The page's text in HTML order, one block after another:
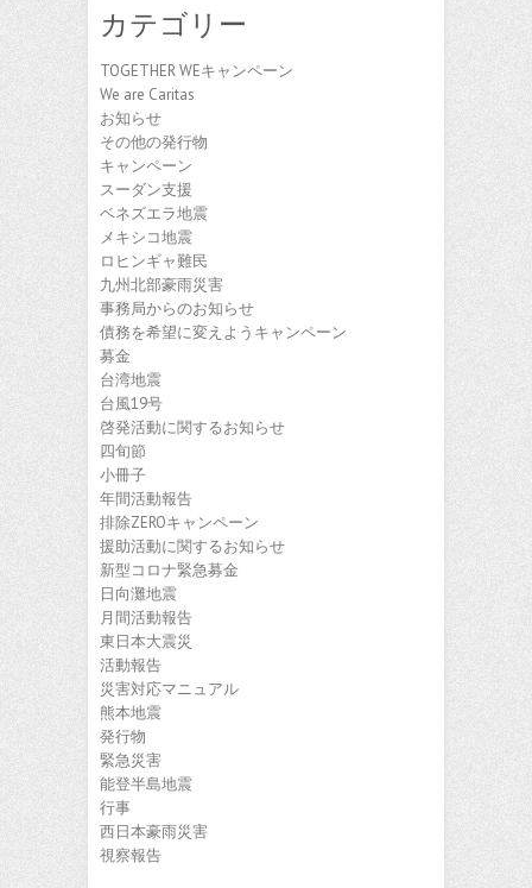
イ
カテゴリー
TOGETHER WEキャンペーン
We are Caritas
お知らせ
その他の発行物
キャンペーン
スーダン支援
ベネズエラ地震
メキシコ地震
ロヒンギャ難民
九州北部豪雨災害
事務局からのお知らせ
債務を希望に変えようキャンペーン
募金
台湾地震
台風19号
啓発活動に関するお知らせ
四旬節
小冊子
年間活動報告
排除ZEROキャンペーン
援助活動に関するお知らせ
新型コロナ緊急募金
日向灘地震
月間活動報告
東日本大震災
活動報告
災害対応マニュアル
熊本地震
発行物
緊急災害
能登半島地震
行事
西日本豪雨災害
視察報告